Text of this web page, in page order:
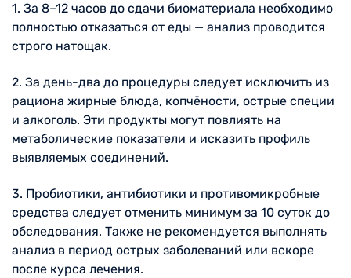
1. За 8–12 часов до сдачи биоматериала необходимо
полностью отказаться от еды — анализ проводится
строго натощак.
2. За день-два до процедуры следует исключить из
рациона жирные блюда, копчёности, острые специи
и алкоголь. Эти продукты могут повлиять на
метаболические показатели и исказить профиль
выявляемых соединений.
3. Пробиотики, антибиотики и противомикробные
средства следует отменить минимум за 10 суток до
обследования. Также не рекомендуется выполнять
анализ в период острых заболеваний или вскоре
после курса лечения.